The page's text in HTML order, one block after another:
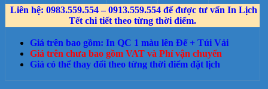
Liên hệ: 0983.559.554 – 0913.559.554 để được tư vấn In Lịch
Tết chi tiết theo từng thời điểm.
Giá trên bao gồm: In QC 1 màu lên Đế + Túi Vải
Giá trên chưa bao gồm VAT và Phí vận chuyển
Giá có thể thay đổi theo từng thời điểm đặt lịch